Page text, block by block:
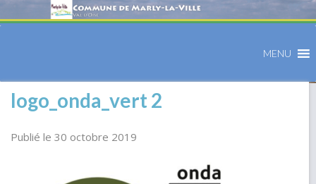
MENU
logo_onda_vert 2
Publié le 30 octobre 2019